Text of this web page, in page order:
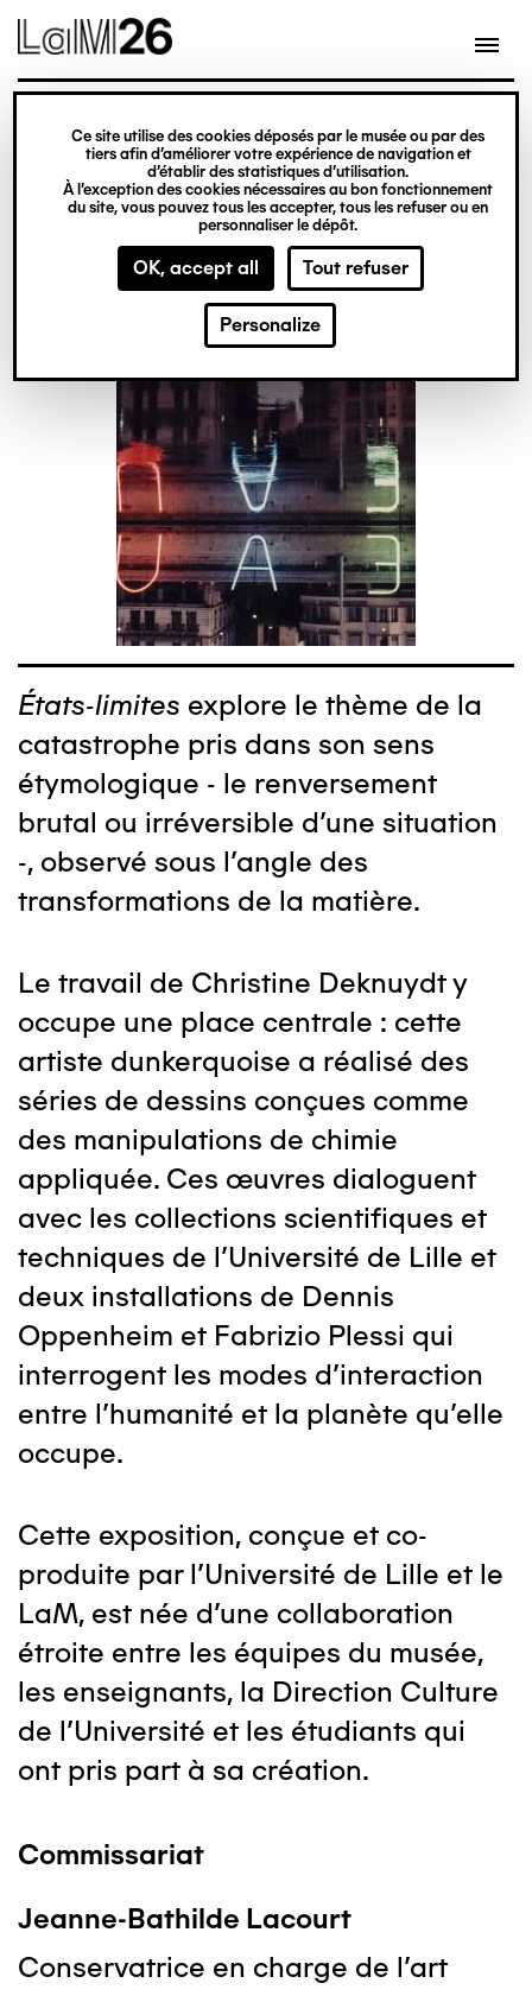
Gestion des cookies
Ce site utilise des cookies déposés par le musée ou par des
tiers afin d’améliorer votre expérience de navigation et
d’établir des statistiques d’utilisation.
À l’exception des cookies nécessaires au bon fonctionnement
du site, vous pouvez tous les accepter, tous les refuser ou en
personnaliser le dépôt.
OK, accept all Tout refuser
Personalize
Skip
main
content
exhibition
Limit-states
From 17 September
to 12 December 2025
États-limites explore le thème de la
catastrophe pris dans son sens
étymologique - le renversement
brutal ou irréversible d'une situation
-, observé sous l'angle des
transformations de la matière.
Le travail de Christine Deknuydt y
occupe une place centrale : cette
artiste dunkerquoise a réalisé des
séries de dessins conçues comme
des manipulations de chimie
appliquée. Ces œuvres dialoguent
avec les collections scientifiques et
techniques de l'Université de Lille et
deux installations de Dennis
Oppenheim et Fabrizio Plessi qui
interrogent les modes d'interaction
entre l'humanité et la planète qu'elle
occupe.
Cette exposition, conçue et co-
produite par l'Université de Lille et le
LaM, est née d'une collaboration
étroite entre les équipes du musée,
les enseignants, la Direction Culture
de l'Université et les étudiants qui
ont pris part à sa création.
Commissariat
Jeanne-Bathilde Lacourt
Conservatrice en charge de l’art